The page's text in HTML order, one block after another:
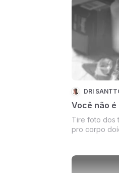
DRI
Você não
Tire foto dos
pro corpo
das cadeiras